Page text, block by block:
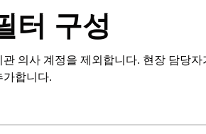
터 구성
의사 계정을 제외합니다. 현장 담당
합니다.